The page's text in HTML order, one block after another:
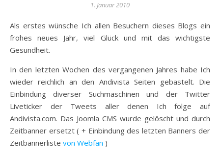
1. Januar 2010
Als erstes wünsche Ich allen Besuchern dieses Blogs ein
frohes neues Jahr, viel Glück und mit das wichtigste
Gesundheit.
In den letzten Wochen des vergangenen Jahres habe Ich
wieder reichlich an den Andivista Seiten gebastelt. Die
Einbindung diverser Suchmaschinen und der Twitter
Liveticker der Tweets aller denen Ich folge auf
Andivista.com. Das Joomla CMS wurde gelöscht und durch
Zeitbanner ersetzt ( + Einbindung des letzten Banners der
Zeitbannerliste von Webfan )